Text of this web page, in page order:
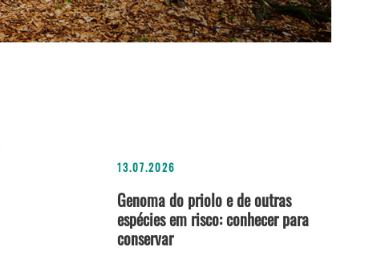
13.07.2026
Genoma do priolo e de outras
espécies em risco: conhecer para
conservar